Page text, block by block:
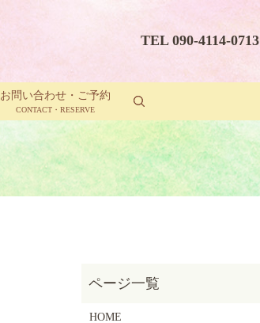
TEL 090-4114-0713
お問い合わせ・ご予約
CONTACT・RESERVE
HOME